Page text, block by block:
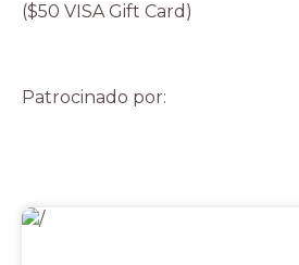
($50 VISA Gift Card)
Patrocinado por: